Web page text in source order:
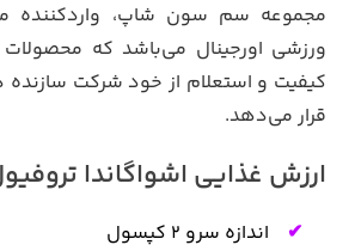
مجموعه سم سون شاپ، واردکننده
ورزشی اورجینال می‌باشد که
کیفیت و استعلام از خود شرکت سازنده
قرار می‌دهد.
ارزش غذایی اشواگاندا تروفیول 100
اندازه سرو 2 کپسول